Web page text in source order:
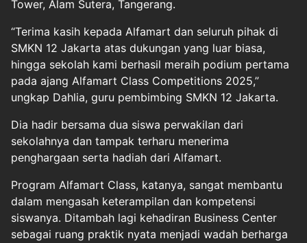
Tower, Alam Sutera, Tangerang.
“Terima kasih kepada Alfamart dan seluruh pihak di
SMKN 12 Jakarta atas dukungan yang luar biasa,
hingga sekolah kami berhasil meraih podium pertama
pada ajang Alfamart Class Competitions 2025,”
ungkap Dahlia, guru pembimbing SMKN 12 Jakarta.
Dia hadir bersama dua siswa perwakilan dari
sekolahnya dan tampak terharu menerima
penghargaan serta hadiah dari Alfamart.
Program Alfamart Class, katanya, sangat membantu
dalam mengasah keterampilan dan kompetensi
siswanya. Ditambah lagi kehadiran Business Center
sebagai ruang praktik nyata menjadi wadah berharga